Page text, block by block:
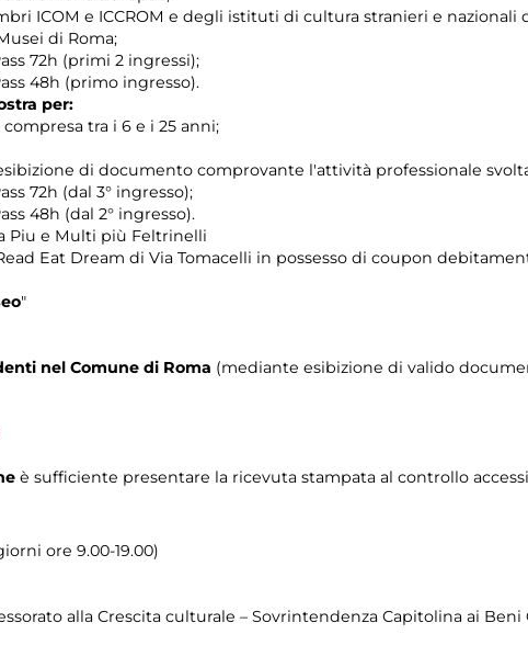
ICOM e ICCROM e degli istituti di cultura stranieri e
di Roma;
72h (primi 2 ingressi);
48h (primo ingresso).
per:
tra i 6 e i 25 anni;
di documento comprovante l'attività professionale
72h (dal 3° ingresso);
48h (dal 2° ingresso).
Piu e Multi più Feltrinelli
Eat Dream di Via Tomacelli in possesso di coupon
"
nel Comune di Roma (mediante esibizione di valido
è sufficiente presentare la ricevuta stampata al controllo
ore 9.00-19.00)
alla Crescita culturale – Sovrintendenza Capitolina ai Beni